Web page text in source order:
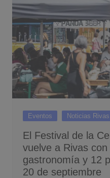
Eventos Noticias
El Festival de la
vuelve a Rivas con
gastronomía y 12
20 de septiembre